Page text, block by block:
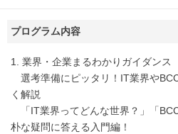
プログラム内容
1. 業界・企業まるわかりガイダンス
選考準備にピッタリ！IT業界や
く解説
「IT業界ってどんな世界？」「
朴な疑問に答える入門編！